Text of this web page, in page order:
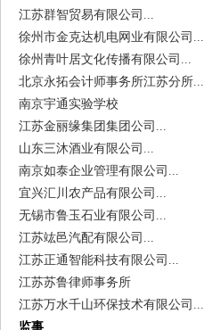
江苏群智贸易有限公司...
徐州市金克达机电网业有限公司...
徐州青叶居文化传播有限公司...
北京永拓会计师事务所江苏分所...
南京宇通实验学校
江苏金丽缘集团集团公司...
山东三沐酒业有限公司...
南京如泰企业管理有限公司...
宜兴汇川农产品有限公司...
无锡市鲁玉石业有限公司...
江苏竑邑汽配有限公司...
江苏正通智能科技有限公司...
江苏苏鲁律师事务所
江苏万水千山环保技术有限公司...
监事